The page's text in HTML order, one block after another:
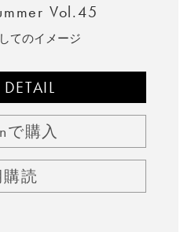
Vol.45
てのイメージ
で購入
読